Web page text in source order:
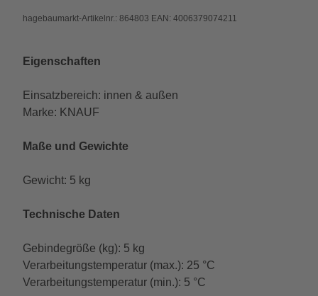
hagebaumarkt-Artikelnr.: 864803 EAN: 4006379074211
Eigenschaften
Einsatzbereich: innen & außen
Marke: KNAUF
Maße und Gewichte
Gewicht: 5 kg
Technische Daten
Gebindegröße (kg): 5 kg
Verarbeitungstemperatur (max.): 25 °C
Verarbeitungstemperatur (min.): 5 °C